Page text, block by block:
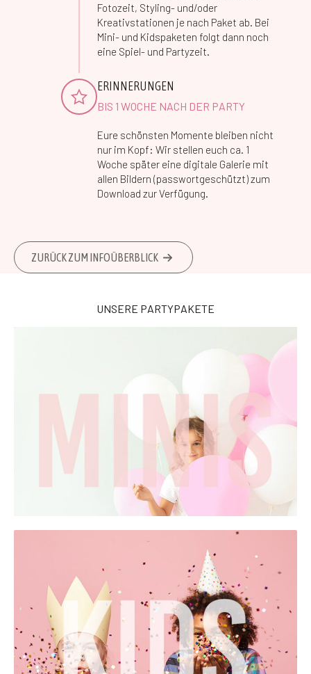
Fotozeit, Styling- und/oder
Kreativstationen je nach Paket ab. Bei
Mini- und Kidspaketen folgt dann noch
eine Spiel- und Partyzeit.
ERINNERUNGEN
BIS 1 WOCHE NACH DER PARTY
Eure schönsten Momente bleiben nicht
nur im Kopf: Wir stellen euch ca. 1
Woche später eine digitale Galerie mit
allen Bildern (passwortgeschützt) zum
Download zur Verfügung.
ZURÜCK ZUM INFOÜBERBLICK
UNSERE PARTYPAKETE